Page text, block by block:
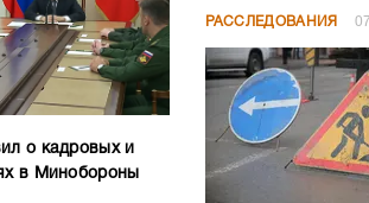
о кадровых и
в Минобороны
РАССЛЕДОВАНИЯ